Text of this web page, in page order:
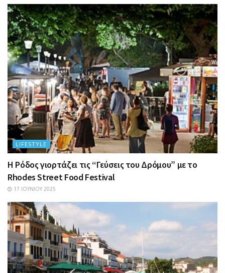
LIFESTYLE
Η Ρόδος γιορτάζει τις “Γεύσεις του Δρόμου” με το
Rhodes Street Food Festival
17 ΙΟΥΝΊΟΥ 2025